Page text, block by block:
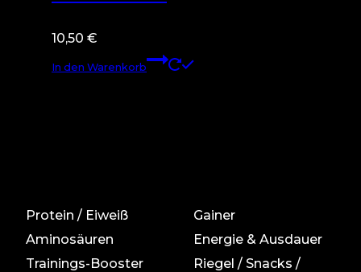
10,50 €
In den Warenkorb
Protein / Eiweiß
Aminosäuren
Trainings-Booster
Gainer
Energie & Ausdauer
Riegel / Snacks /